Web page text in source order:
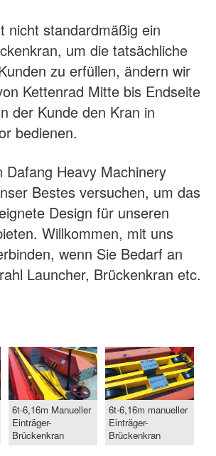
nicht standardmäßig ein
um die tatsächliche
zu erfüllen, ändern wir
Kettenrad Mitte bis Endseite
der Kunde den Kran in
bedienen.
Dafang Heavy Machinery
Bestes versuchen, um das
Design für unseren
Willkommen, mit uns
wenn Sie Bedarf an
Launcher, Brückenkran etc.
6t-6,16m Manueller
Einträger-
Brückenkran
6t-6,16m manueller
Einträger-
Brückenkran